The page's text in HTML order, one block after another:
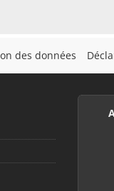
des données